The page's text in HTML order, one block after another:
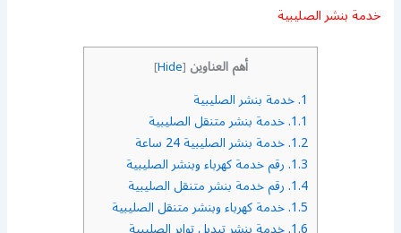
خدمة بنشر الصليبية
أهم العناوين [
Hide
]
1. خدمة بنشر الصليبية
1.1. خدمة بنشر متنقل الصليبية
1.2. خدمة بنشر الصليبية 24 ساعة
1.3. رقم خدمة كهرباء وبنشر الصليبية
1.4. رقم خدمة بنشر متنقل الصليبية
1.5. خدمة كهرباء وبنشر متنقل الصليبية